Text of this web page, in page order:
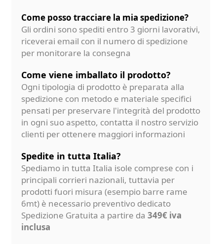
Come posso tracciare la mia spedizione?
Gli ordini sono spediti entro 3 giorni lavorativi,
riceverai email con il numero di spedizione
per monitorare la consegna
Come viene imballato il prodotto?
Ogni tipologia di prodotto è preparata alla
spedizione con metodo e materiale specifici
pensati per preservare l'integrità del prodotto
in ogni suo aspetto, contatta il nostro servizio
clienti per ottenere maggiori informazioni
Spedite in tutta Italia?
Spediamo in tutta Italia isole comprese con i
principali corrieri nazionali, tuttavia per
prodotti fuori misura (esempio barre rame
6mt) è necessario preventivo dedicato
Spedizione Gratuita a partire da 349€ iva
inclusa